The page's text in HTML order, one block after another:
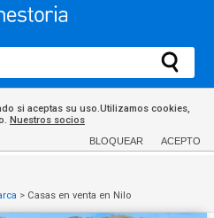
si aceptas su uso.Utilizamos cookies,
Nuestros socios
BLOQUEAR ACEPTO
> Casas en venta en Nilo